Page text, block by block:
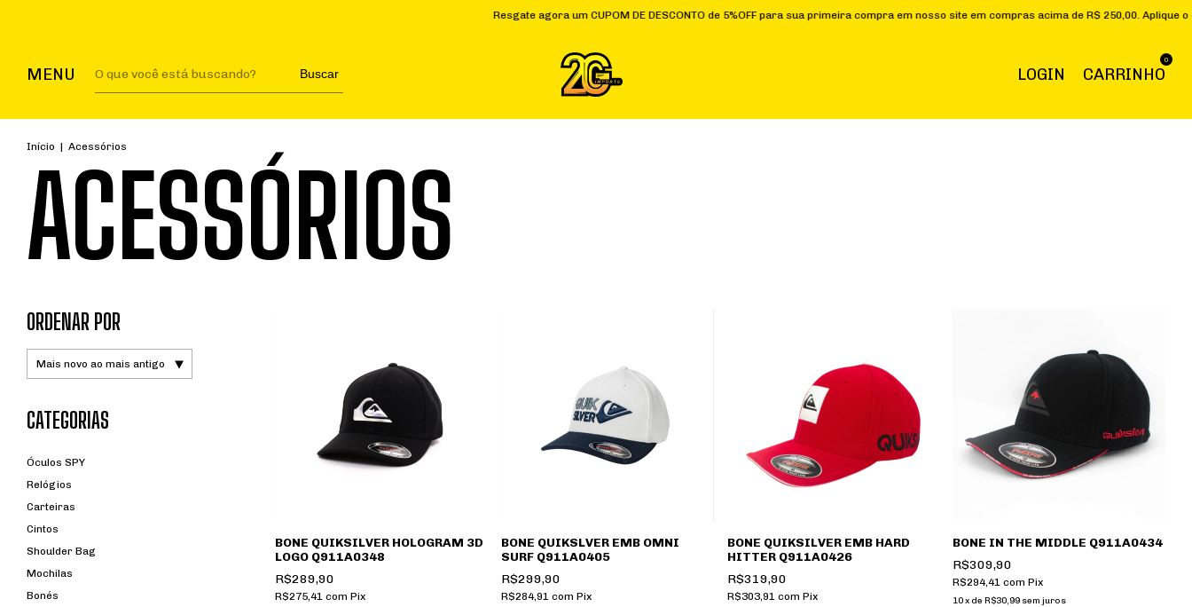
Resgate agora um CUPOM DE DESCONTO de 5%OFF para sua primeira compra em nosso site em compras acima de R$ 250,00. Aplique o cupom
MENU Buscar LOGIN CARRINHO
0
Início | Acessórios
ACESSÓRIOS
ORDENAR POR
CATEGORIAS
Óculos SPY
Relógios
Carteiras
Cintos
Shoulder Bag
Mochilas
Bonés
BONE QUIKSILVER HOLOGRAM 3D
LOGO Q911A0348
R$289,90
R$275,41 com Pix
BONE QUIKSLVER EMB OMNI
SURF Q911A0405
R$299,90
R$284,91 com Pix
BONE QUIKSILVER EMB HARD
HITTER Q911A0426
R$319,90
R$303,91 com Pix
BONE IN THE MIDDLE Q911A0434
R$309,90
R$294,41com Pix
10x deR$30,99 sem juros